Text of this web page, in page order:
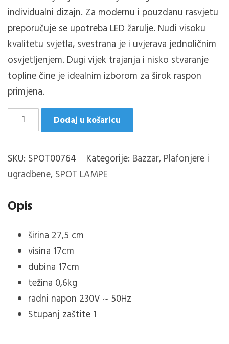
individualni dizajn. Za modernu i pouzdanu rasvjetu
preporučuje se upotreba LED žarulje. Nudi visoku
kvalitetu svjetla, svestrana je i uvjerava jednoličnim
osvjetljenjem. Dugi vijek trajanja i nisko stvaranje
topline čine je idealnim izborom za širok raspon
primjena.
CADIZ/2
SPOT
ANTRACIT
količina
Dodaj u košaricu
SKU: SPOT00764 Kategorije: Bazzar, Plafonjere i
ugradbene, SPOT LAMPE
Opis
širina 27,5 cm
visina 17cm
dubina 17cm
težina 0,6kg
radni napon 230V ~ 50Hz
Stupanj zaštite 1